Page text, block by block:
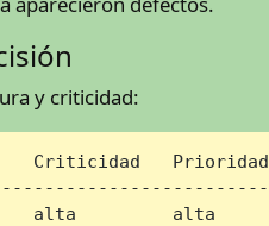
y criticidad:
Criticidad   Prioridad
alta         alta